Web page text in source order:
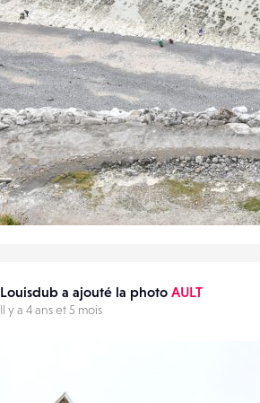
16
Louisdub a ajouté la photo AULT
Il y a 4 ans et 5 mois